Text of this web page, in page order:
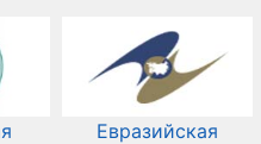
Евразийская